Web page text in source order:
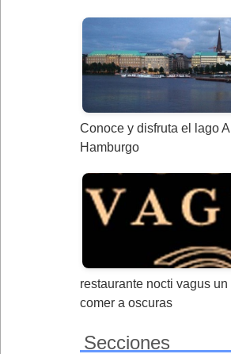
Conoce y disfruta el lago
Hamburgo
restaurante nocti vagus un
comer a oscuras
Secciones